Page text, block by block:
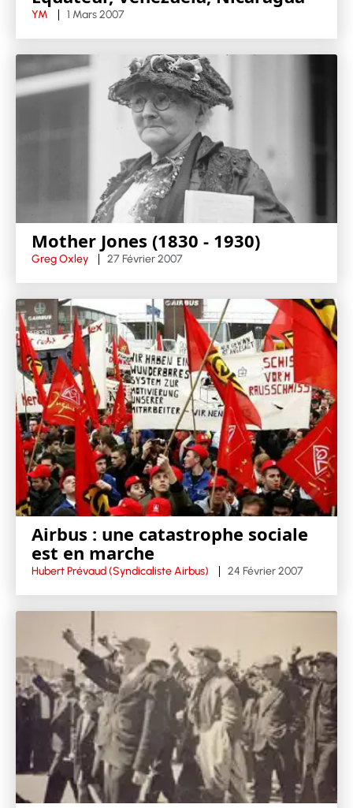
YM 1 Mars 2007
Mother Jones (1830 - 1930)
Greg Oxley 27 Février 2007
Airbus : une catastrophe sociale
est en marche
Hubert Prévaud (Syndicaliste Airbus) 24 Février 2007